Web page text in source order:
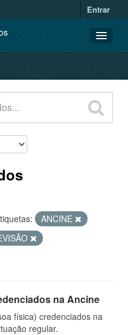
Entrar
ANCINE
na Ancine
física) credenciados na
regular.